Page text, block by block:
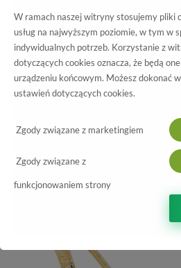
Wszystkie
Czółenka
3404/4861 Brown
W ramach naszej witryny stosujemy pliki
usług na najwyższym poziomie, w tym w
indywidualnych potrzeb. Korzystanie z
dotyczących cookies oznacza, że będą
urządzeniu końcowym. Możesz dokonać
ustawień dotyczących cookies.
Zgody związane z marketingiem
Zgody związane z
funkcjonowaniem strony